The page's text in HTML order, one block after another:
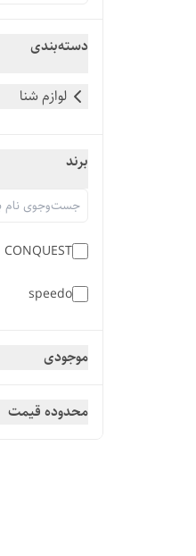
دسته‌بندی
لوازم شنا
برند
CONQUEST
speedo
موجودی
محدوده قیمت